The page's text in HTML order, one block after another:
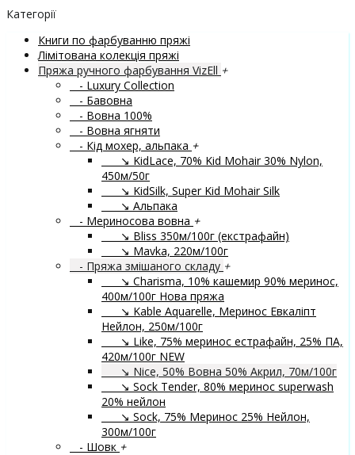
Категорії
Книги по фарбуванню пряжі
Лімітована колекція пряжі
Пряжа ручного фарбування VizEll +
- Luxury Collection
- Бавовна
- Вовна 100%
- Вовна ягняти
- Кід мохер, альпака +
↘ KidLace, 70% Kid Mohair 30% Nylon,
450м/50г
↘ KidSilk, Super Kid Mohair Silk
↘ Альпака
- Мериносова вовна +
↘ Bliss 350м/100г (екстрафайн)
↘ Mavka, 220м/100г
- Пряжа змішаного складу +
↘ Charisma, 10% кашемир 90% меринос,
400м/100г Нова пряжа
↘ Kable Aquarelle, Меринос Евкаліпт
Нейлон, 250м/100г
↘ Like, 75% меринос естрафайн, 25% ПА,
420м/100г NEW
↘ Nice, 50% Вовна 50% Акрил, 70м/100г
↘ Sock Tender, 80% меринос superwash
20% нейлон
↘ Sock, 75% Меринос 25% Нейлон,
300м/100г
- Шовк +